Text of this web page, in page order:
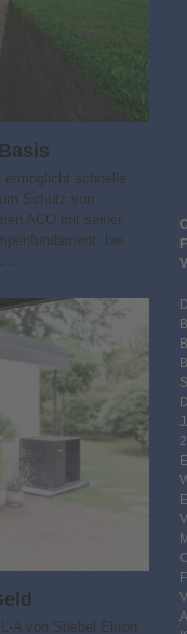
ermöglicht schnelle
Schutz von
ACO mit seiner
bei.
A von Stiebel Eltron